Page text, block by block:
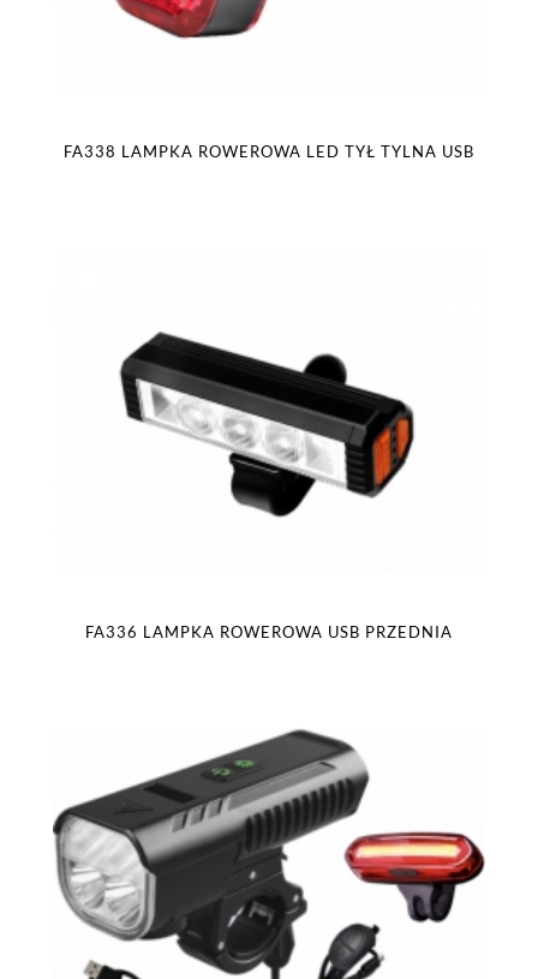
FA338 LAMPKA ROWEROWA LED TYŁ TYLNA USB
FA336 LAMPKA ROWEROWA USB PRZEDNIA